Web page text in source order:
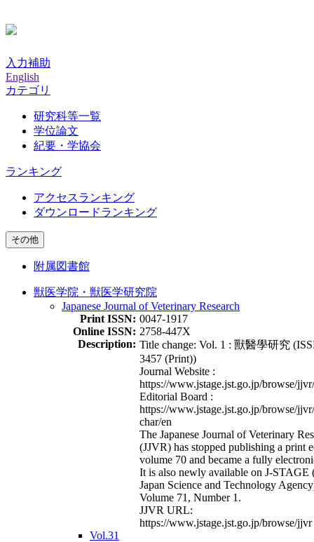
入力補助
English
カテゴリ
研究科等一覧
学位論文
紀要・学協会
ランキング
アクセスランキング
ダウンロードランキング
その他
附属図書館
獣医学院・獣医学研究院
Japanese Journal of Veterinary Research
Print ISSN: 0047-1917
Online ISSN: 2758-447X
Description: Title change: Vol. 1 : 獸醫學研究
3457 (Print))
Journal Website :
https://www.jstage.jst.go.jp/browse/
Editorial Board :
https://www.jstage.jst.go.jp/browse/
char/en
The Japanese Journal of Veterinary
(JJVR) has stopped publishing a print
volume 70 and became a fully
It is also newly available on J-STAGE
Japan Science and Technology
Volume 71, Number 1.
JJVR URL:
https://www.jstage.jst.go.jp/browse/jjvr
Vol.31